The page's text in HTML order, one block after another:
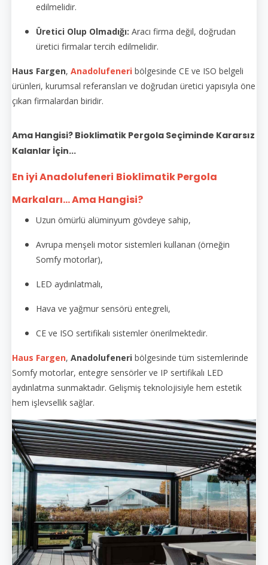
edilmelidir.
Üretici Olup Olmadığı: Aracı firma değil, doğrudan
üretici firmalar tercih edilmelidir.
Haus Fargen, Anadolufeneri bölgesinde CE ve ISO belgeli
ürünleri, kurumsal referansları ve doğrudan üretici yapısıyla öne
çıkan firmalardan biridir.
Ama Hangisi? Bioklimatik Pergola Seçiminde Kararsız
Kalanlar İçin...
En iyi Anadolufeneri Bioklimatik Pergola
Markaları... Ama Hangisi?
Uzun ömürlü alüminyum gövdeye sahip,
Avrupa menşeli motor sistemleri kullanan (örneğin
Somfy motorlar),
LED aydınlatmalı,
Hava ve yağmur sensörü entegreli,
CE ve ISO sertifikalı sistemler önerilmektedir.
Haus Fargen, Anadolufeneri bölgesinde tüm sistemlerinde
Somfy motorlar, entegre sensörler ve IP sertifikalı LED
aydınlatma sunmaktadır. Gelişmiş teknolojisiyle hem estetik
hem işlevsellik sağlar.